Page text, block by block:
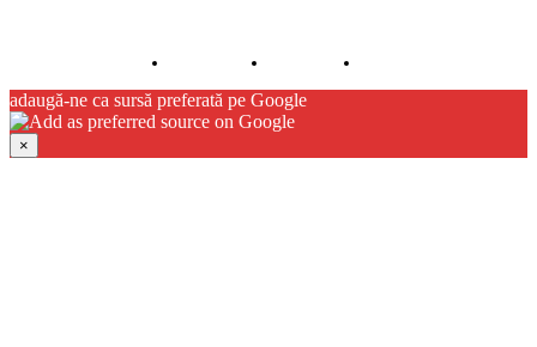
adaugă-ne ca sursă preferată pe Google
×